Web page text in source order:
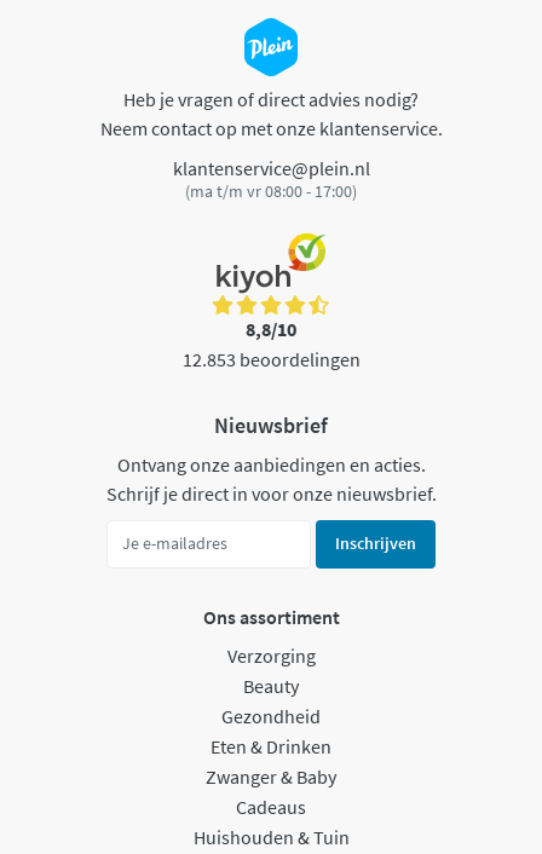
Heb je vragen of direct advies nodig?
Neem contact op met onze klantenservice.
klantenservice@plein.nl
(ma t/m vr 08:00 - 17:00)
8,8/10
12.853 beoordelingen
Nieuwsbrief
Ontvang onze aanbiedingen en acties.
Schrijf je direct in voor onze nieuwsbrief.
Inschrijven
Ons assortiment
Verzorging
Beauty
Gezondheid
Eten & Drinken
Zwanger & Baby
Cadeaus
Huishouden & Tuin